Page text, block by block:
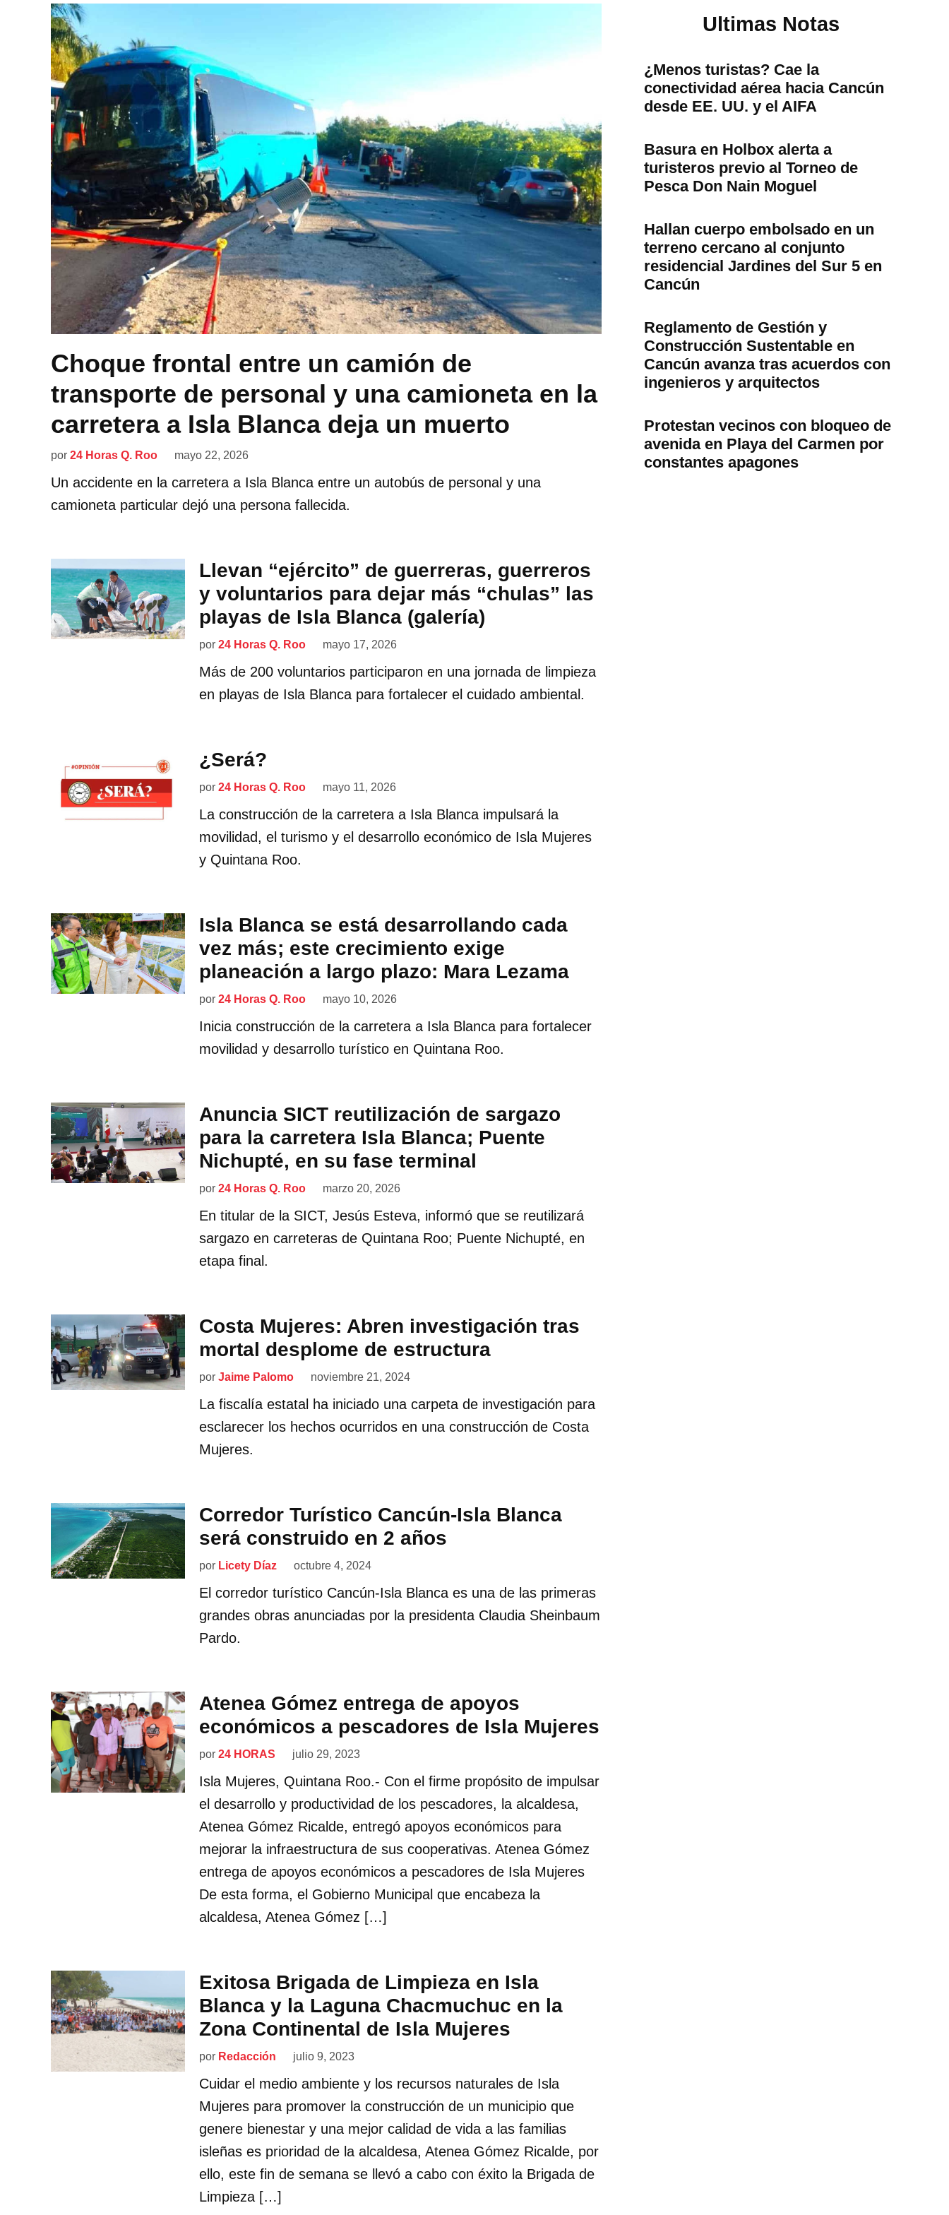
Choque frontal entre un camión de
transporte de personal y una camioneta en la
carretera a Isla Blanca deja un muerto
por 24 Horas Q. Roo mayo 22, 2026
Un accidente en la carretera a Isla Blanca entre un autobús de personal y una
camioneta particular dejó una persona fallecida.
Llevan “ejército” de guerreras, guerreros
y voluntarios para dejar más “chulas” las
playas de Isla Blanca (galería)
por 24 Horas Q. Roo mayo 17, 2026
Más de 200 voluntarios participaron en una jornada de limpieza
en playas de Isla Blanca para fortalecer el cuidado ambiental.
¿Será?
por 24 Horas Q. Roo mayo 11, 2026
La construcción de la carretera a Isla Blanca impulsará la
movilidad, el turismo y el desarrollo económico de Isla Mujeres
y Quintana Roo.
Isla Blanca se está desarrollando cada
vez más; este crecimiento exige
planeación a largo plazo: Mara Lezama
por 24 Horas Q. Roo mayo 10, 2026
Inicia construcción de la carretera a Isla Blanca para fortalecer
movilidad y desarrollo turístico en Quintana Roo.
Anuncia SICT reutilización de sargazo
para la carretera Isla Blanca; Puente
Nichupté, en su fase terminal
por 24 Horas Q. Roo marzo 20, 2026
En titular de la SICT, Jesús Esteva, informó que se reutilizará
sargazo en carreteras de Quintana Roo; Puente Nichupté, en
etapa final.
Costa Mujeres: Abren investigación tras
mortal desplome de estructura
por Jaime Palomo noviembre 21, 2024
La fiscalía estatal ha iniciado una carpeta de investigación para
esclarecer los hechos ocurridos en una construcción de Costa
Mujeres.
Corredor Turístico Cancún-Isla Blanca
será construido en 2 años
por Licety Díaz octubre 4, 2024
El corredor turístico Cancún-Isla Blanca es una de las primeras
grandes obras anunciadas por la presidenta Claudia Sheinbaum
Pardo.
Atenea Gómez entrega de apoyos
económicos a pescadores de Isla Mujeres
por 24 HORAS julio 29, 2023
Isla Mujeres, Quintana Roo.- Con el firme propósito de impulsar
el desarrollo y productividad de los pescadores, la alcaldesa,
Atenea Gómez Ricalde, entregó apoyos económicos para
mejorar la infraestructura de sus cooperativas. Atenea Gómez
entrega de apoyos económicos a pescadores de Isla Mujeres
De esta forma, el Gobierno Municipal que encabeza la
alcaldesa, Atenea Gómez […]
Exitosa Brigada de Limpieza en Isla
Blanca y la Laguna Chacmuchuc en la
Zona Continental de Isla Mujeres
por Redacción julio 9, 2023
Cuidar el medio ambiente y los recursos naturales de Isla
Mujeres para promover la construcción de un municipio que
genere bienestar y una mejor calidad de vida a las familias
isleñas es prioridad de la alcaldesa, Atenea Gómez Ricalde, por
ello, este fin de semana se llevó a cabo con éxito la Brigada de
Limpieza […]
Ultimas Notas
¿Menos turistas? Cae la
conectividad aérea hacia Cancún
desde EE. UU. y el AIFA
Basura en Holbox alerta a
turisteros previo al Torneo de
Pesca Don Nain Moguel
Hallan cuerpo embolsado en un
terreno cercano al conjunto
residencial Jardines del Sur 5 en
Cancún
Reglamento de Gestión y
Construcción Sustentable en
Cancún avanza tras acuerdos con
ingenieros y arquitectos
Protestan vecinos con bloqueo de
avenida en Playa del Carmen por
constantes apagones